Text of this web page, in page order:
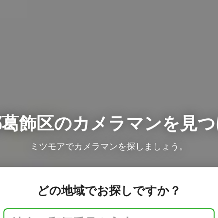
飾区のカメラマンを見
ミツモアでカメラマンを探しましょう。
どの地域でお探しですか？